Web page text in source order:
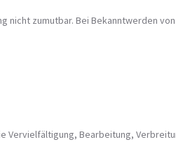
nicht zumutbar. Bei Bekanntwerden von
Vervielfältigung, Bearbeitung,